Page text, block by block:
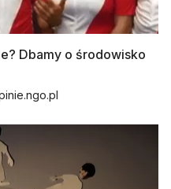
Dbamy o środowisko